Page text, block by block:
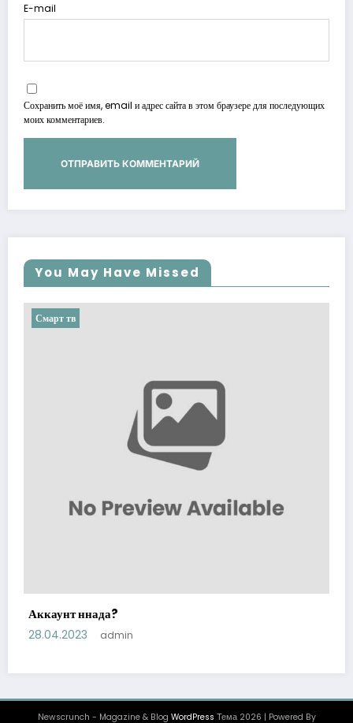
E-mail
Сохранить моё имя, email и адрес сайта в этом браузере для последующих
моих комментариев.
You May Have Missed
Смарт тв
Аккаунт ннада?
28.04.2023 admin
Newscrunch - Magazine & Blog WordPress Тема 2026 | Powered By